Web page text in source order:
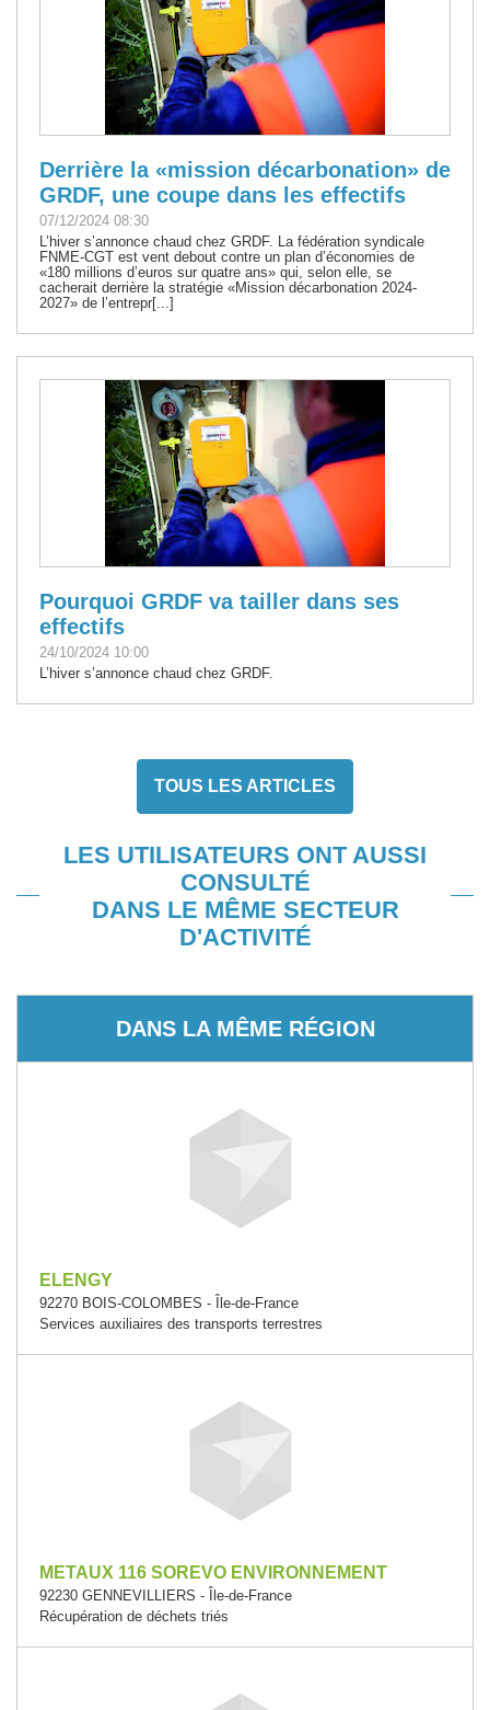
Derrière la «mission décarbonation» de
GRDF, une coupe dans les effectifs
07/12/2024 08:30
L’hiver s’annonce chaud chez GRDF. La fédération syndicale
FNME-CGT est vent debout contre un plan d’économies de
«180 millions d’euros sur quatre ans» qui, selon elle, se
cacherait derrière la stratégie «Mission décarbonation 2024-
2027» de l’entrepr[...]
Pourquoi GRDF va tailler dans ses
effectifs
24/10/2024 10:00
L’hiver s’annonce chaud chez GRDF.
TOUS LES ARTICLES
LES UTILISATEURS ONT AUSSI
CONSULTÉ
DANS LE MÊME SECTEUR
D'ACTIVITÉ
DANS LA MÊME RÉGION
ELENGY
92270 BOIS-COLOMBES - Île-de-France
Services auxiliaires des transports terrestres
METAUX 116 SOREVO ENVIRONNEMENT
92230 GENNEVILLIERS - Île-de-France
Récupération de déchets triés